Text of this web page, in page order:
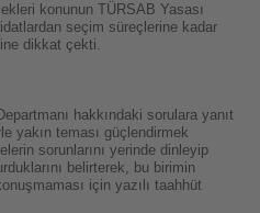
konunun TÜRSAB Yasası
seçim süreçlerine kadar
dikkat çekti.
hakkındaki sorulara yanıt
yakın teması güçlendirmek
sorunlarını yerinde dinleyip
belirterek, bu birimin
için yazılı taahhüt